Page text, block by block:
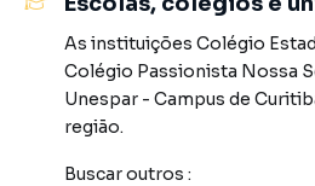
decorado e mobiliado:
Complexo Aquático & Wellness:
infantil, além de uma relaxante
para o seu descanso;
As instituições Colégio
Colégio Passionista Nossa
Unespar - Campus de
região.
Buscar outros :